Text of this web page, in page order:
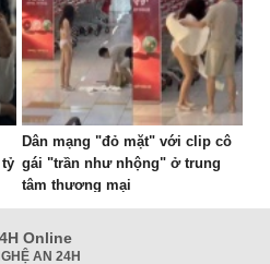
Dân mạng "đỏ mặt" với clip cô
gái "trần như nhộng" ở trung
tâm thương mại
Online
AN 24H